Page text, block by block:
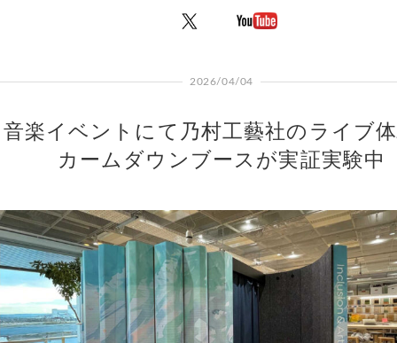
2026/04/04
音楽イベントにて乃村工藝社のライブ
カームダウンブースが実証実験中